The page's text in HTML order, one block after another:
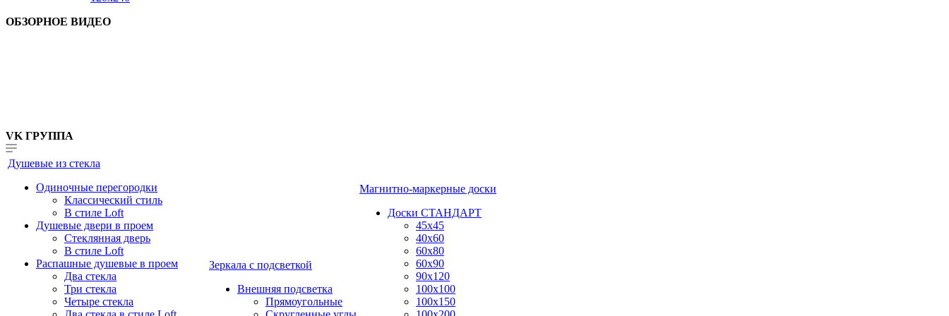
ОБЗОРНОЕ ВИДЕО
VK ГРУППА
Душевые из стекла
Одиночные перегородки
Классический стиль
В стиле Loft
Душевые двери в проем
Стеклянная дверь
В стиле Loft
Распашные душевые в проем
Два стекла
Три стекла
Четыре стекла
Зеркала с подсветкой
Внешняя подсветка
Прямоугольные
Магнитно-маркерные доски
Доски СТАНДАРТ
45x45
40x60
60x80
60x90
90x120
100x100
100x150